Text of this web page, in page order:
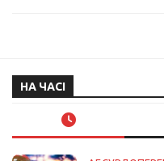
НА ЧАСІ